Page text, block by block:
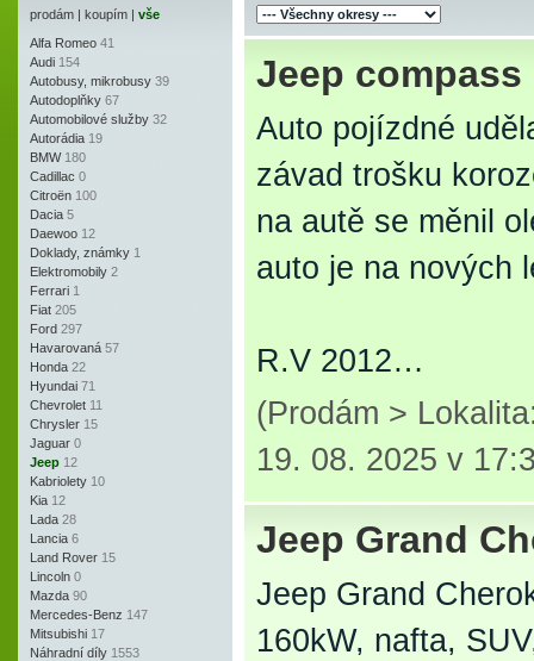
prodám | koupím | vše
Alfa Romeo 41
Audi 154
Autobusy, mikrobusy 39
Autodoplňky 67
Automobilové služby 32
Autorádia 19
BMW 180
Cadillac 0
Citroën 100
Dacia 5
Daewoo 12
Doklady, známky 1
Elektromobily 2
Ferrari 1
Fiat 205
Ford 297
Havarovaná 57
Honda 22
Hyundai 71
Chevrolet 11
Chrysler 15
Jaguar 0
Jeep 12
Kabriolety 10
Kia 12
Lada 28
Lancia 6
Land Rover 15
Lincoln 0
Mazda 90
Mercedes-Benz 147
Mitsubishi 17
Náhradní díly 1553
Jeep compass
Auto pojízdné
závad trošku
na autě se měnil
auto je na nových
R.V 2012…
(Prodám >
19. 08. 2025 v
Jeep Grand
Jeep Grand
160kW, nafta,